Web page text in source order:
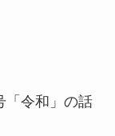
「令和」の話